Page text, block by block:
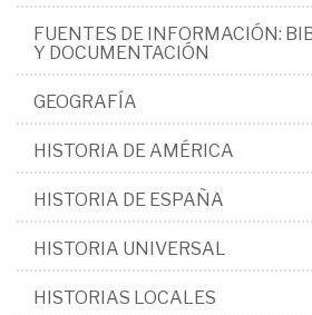
FUENTES DE INFORMACIÓN:
Y DOCUMENTACIÓN
GEOGRAFÍA
HISTORIA DE AMÉRICA
HISTORIA DE ESPAÑA
HISTORIA UNIVERSAL
HISTORIAS LOCALES